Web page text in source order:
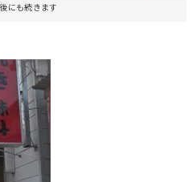
にも続きます